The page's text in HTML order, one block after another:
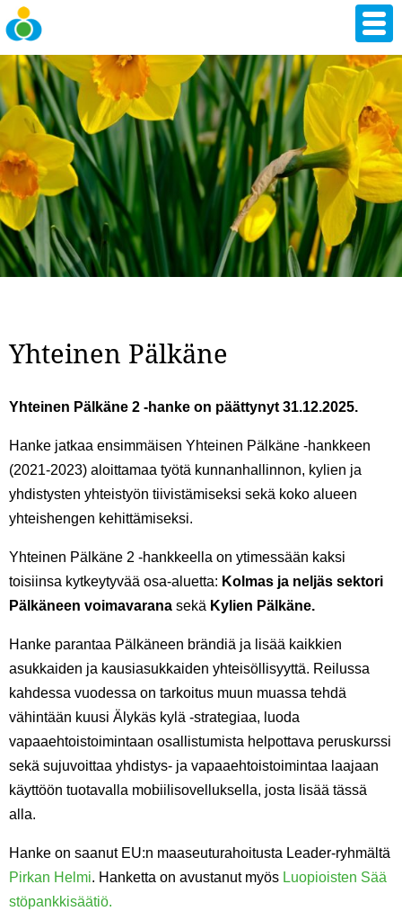
Skip
to
main
content
Yhteinen Pälkäne
Yhteinen Pälkäne 2 -hanke on päättynyt 31.12.2025.
Hanke jatkaa ensimmäisen Yhteinen Pälkäne -hankkeen
(2021-2023) aloittamaa työtä kunnanhallinnon, kylien ja
yhdistysten yhteistyön tiivistämiseksi sekä koko alueen
yhteishengen kehittämiseksi.
Yhteinen Pälkäne 2 -hankkeella on ytimessään kaksi
toisiinsa kytkeytyvää osa-aluetta: Kolmas ja neljäs sektori
Pälkäneen voimavarana sekä Kylien Pälkäne.
Hanke parantaa Pälkäneen brändiä ja lisää kaikkien
asukkaiden ja kausiasukkaiden yhteisöllisyyttä. Reilussa
kahdessa vuodessa on tarkoitus muun muassa tehdä
vähintään kuusi Älykäs kylä -strategiaa, luoda
vapaaehtoistoimintaan osallistumista helpottava peruskurssi
sekä sujuvoittaa yhdistys- ja vapaaehtoistoimintaa laajaan
käyttöön tuotavalla mobiilisovelluksella, josta lisää tässä
alla.
Hanke on saanut EU:n maaseuturahoitusta Leader-ryhmältä
Pirkan Helmi. Hanketta on avustanut myös Luopioisten Sää
stöpankkisäätiö.